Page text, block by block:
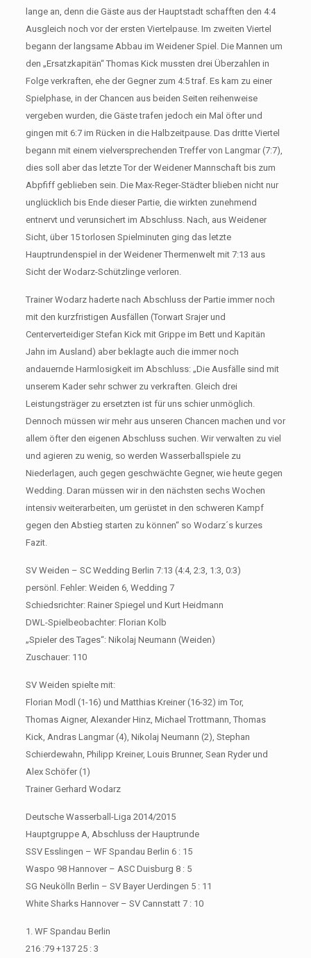
lange an, denn die Gäste aus der Hauptstadt schafften den 4:4
Ausgleich noch vor der ersten Viertelpause. Im zweiten Viertel
begann der langsame Abbau im Weidener Spiel. Die Mannen um
den „Ersatzkapitän“ Thomas Kick mussten drei Überzahlen in
Folge verkraften, ehe der Gegner zum 4:5 traf. Es kam zu einer
Spielphase, in der Chancen aus beiden Seiten reihenweise
vergeben wurden, die Gäste trafen jedoch ein Mal öfter und
gingen mit 6:7 im Rücken in die Halbzeitpause. Das dritte Viertel
begann mit einem vielversprechenden Treffer von Langmar (7:7),
dies soll aber das letzte Tor der Weidener Mannschaft bis zum
Abpfiff geblieben sein. Die Max-Reger-Städter blieben nicht nur
unglücklich bis Ende dieser Partie, die wirkten zunehmend
entnervt und verunsichert im Abschluss. Nach, aus Weidener
Sicht, über 15 torlosen Spielminuten ging das letzte
Hauptrundenspiel in der Weidener Thermenwelt mit 7:13 aus
Sicht der Wodarz-Schützlinge verloren.
Trainer Wodarz haderte nach Abschluss der Partie immer noch
mit den kurzfristigen Ausfällen (Torwart Srajer und
Centerverteidiger Stefan Kick mit Grippe im Bett und Kapitän
Jahn im Ausland) aber beklagte auch die immer noch
andauernde Harmlosigkeit im Abschluss: „Die Ausfälle sind mit
unserem Kader sehr schwer zu verkraften. Gleich drei
Leistungsträger zu ersetzten ist für uns schier unmöglich.
Dennoch müssen wir mehr aus unseren Chancen machen und vor
allem öfter den eigenen Abschluss suchen. Wir verwalten zu viel
und agieren zu wenig, so werden Wasserballspiele zu
Niederlagen, auch gegen geschwächte Gegner, wie heute gegen
Wedding. Daran müssen wir in den nächsten sechs Wochen
intensiv weiterarbeiten, um gerüstet in den schweren Kampf
gegen den Abstieg starten zu können“ so Wodarz´s kurzes
Fazit.
SV Weiden – SC Wedding Berlin 7:13 (4:4, 2:3, 1:3, 0:3)
persönl. Fehler: Weiden 6, Wedding 7
Schiedsrichter: Rainer Spiegel und Kurt Heidmann
DWL-Spielbeobachter: Florian Kolb
„Spieler des Tages“: Nikolaj Neumann (Weiden)
Zuschauer: 110
SV Weiden spielte mit:
Florian Modl (1-16) und Matthias Kreiner (16-32) im Tor,
Thomas Aigner, Alexander Hinz, Michael Trottmann, Thomas
Kick, Andras Langmar (4), Nikolaj Neumann (2), Stephan
Schierdewahn, Philipp Kreiner, Louis Brunner, Sean Ryder und
Alex Schöfer (1)
Trainer Gerhard Wodarz
Deutsche Wasserball-Liga 2014/2015
Hauptgruppe A, Abschluss der Hauptrunde
SSV Esslingen – WF Spandau Berlin 6 : 15
Waspo 98 Hannover – ASC Duisburg 8 : 5
SG Neukölln Berlin – SV Bayer Uerdingen 5 : 11
White Sharks Hannover – SV Cannstatt 7 : 10
1. WF Spandau Berlin
216 :79 +137 25 : 3